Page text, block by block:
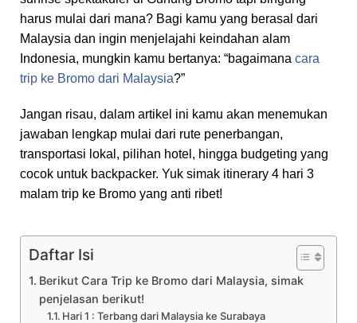
harus mulai dari mana? Bagi kamu yang berasal dari
Malaysia dan ingin menjelajahi keindahan alam
Indonesia, mungkin kamu bertanya: “bagaimana cara
trip ke Bromo dari Malaysia?”
Jangan risau, dalam artikel ini kamu akan menemukan
jawaban lengkap mulai dari rute penerbangan,
transportasi lokal, pilihan hotel, hingga budgeting yang
cocok untuk backpacker. Yuk simak itinerary 4 hari 3
malam trip ke Bromo yang anti ribet!
Daftar Isi
Berikut Cara Trip ke Bromo dari Malaysia, simak
penjelasan berikut!
Hari 1 : Terbang dari Malaysia ke Surabaya